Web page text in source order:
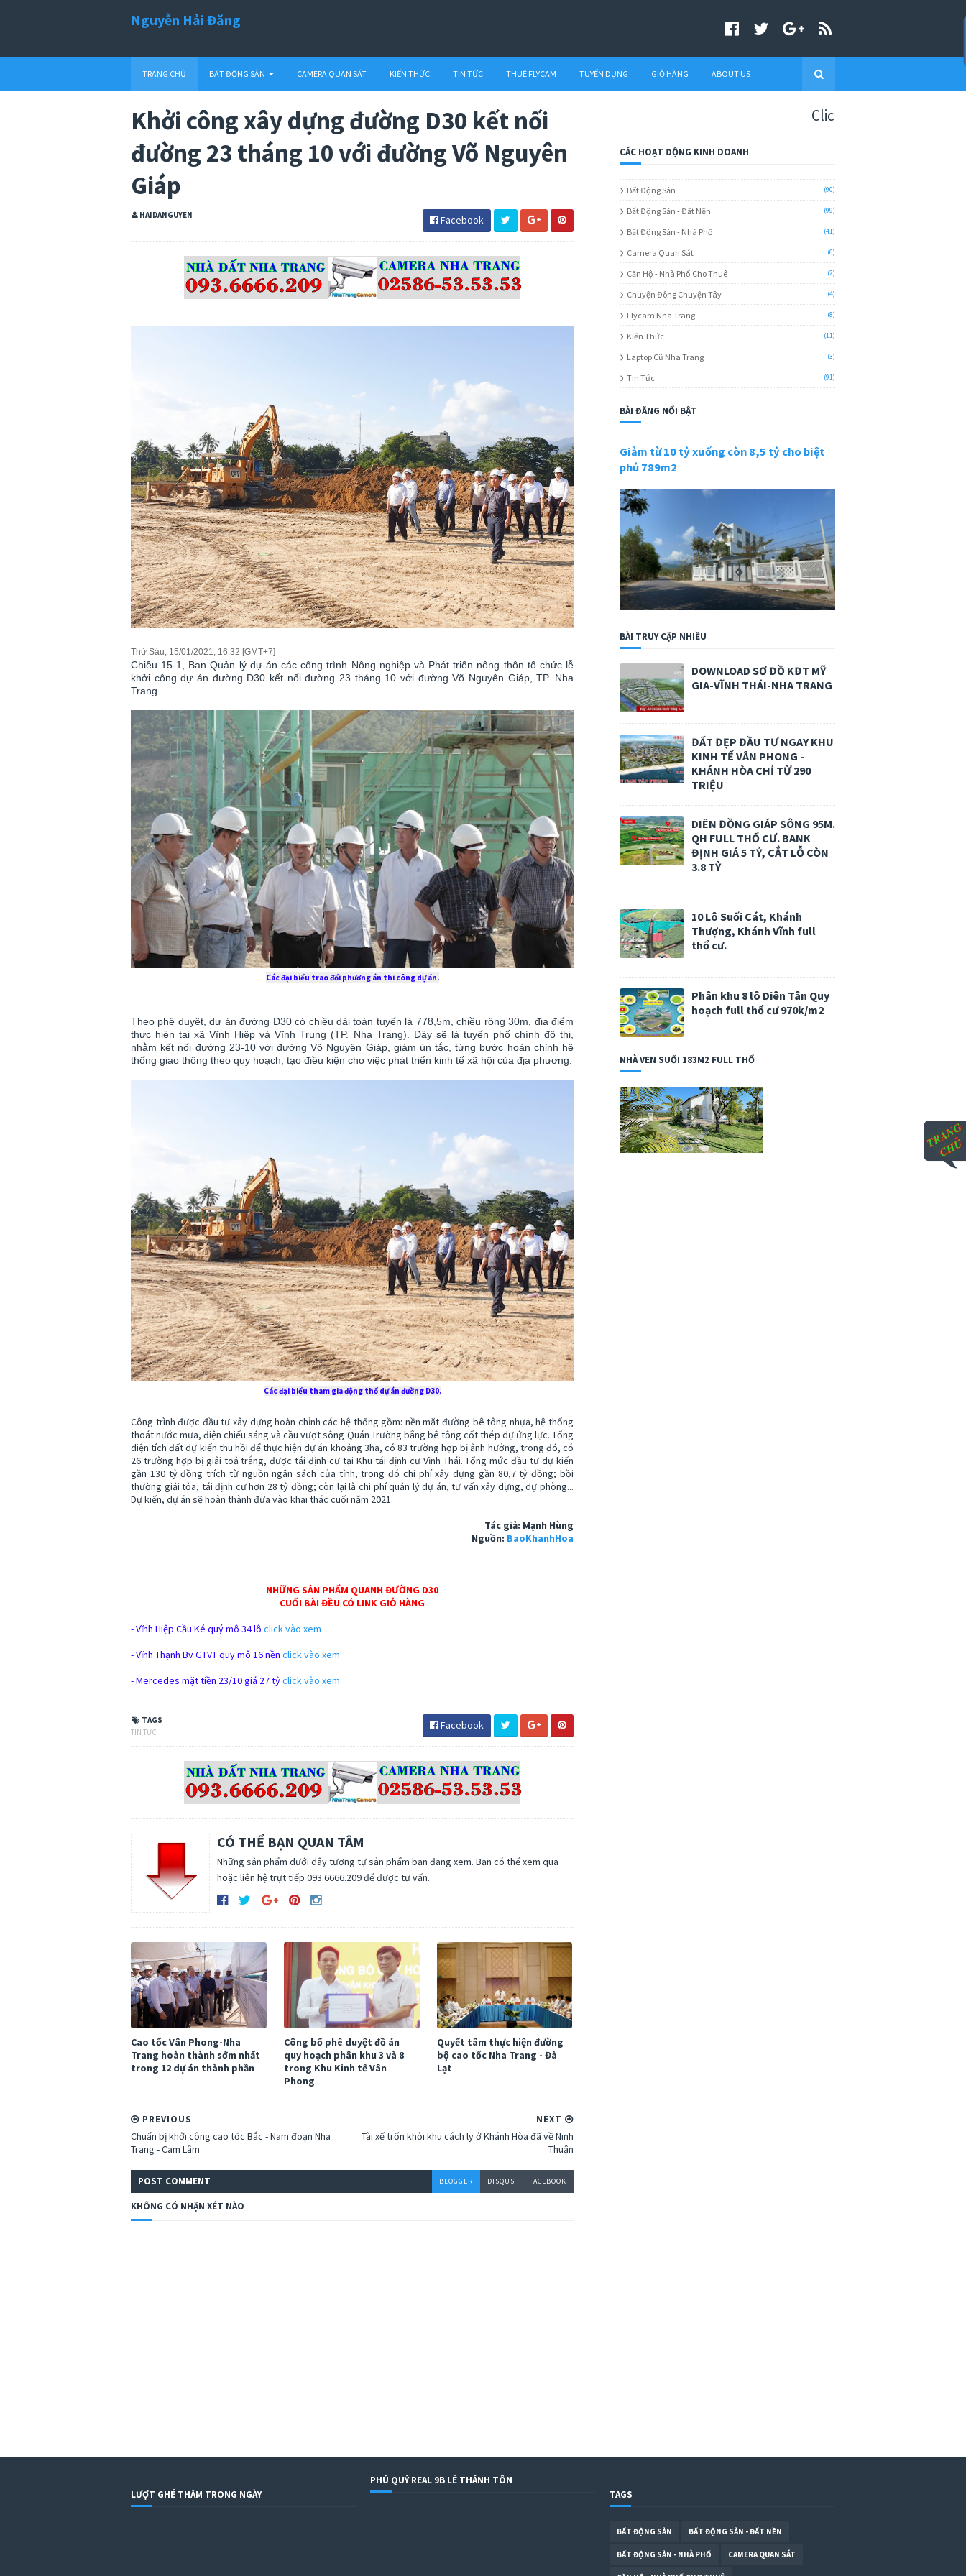
Nguyễn Hải Đăng
TRANG CHỦ BẤT ĐỘNG SẢN CAMERA QUAN SÁT KIẾN THỨC TIN TỨC THUÊ FLYCAM TUYỂN DỤNG GIỎ HÀNG ABOUT US
Khởi công xây dựng đường D30 kết nối
đường 23 tháng 10 với đường Võ Nguyên
Giáp
HAIDANGUYEN Facebook
Thứ Sáu, 15/01/2021, 16:32 [GMT+7]
Chiều 15-1, Ban Quản lý dự án các công trình Nông nghiệp và Phát triển nông thôn tổ chức lễ
khởi công dự án đường D30 kết nối đường 23 tháng 10 với đường Võ Nguyên Giáp, TP. Nha
Trang.
Các đại biểu trao đổi phương án thi công dự án.
Theo phê duyệt, dự án đường D30 có chiều dài toàn tuyến là 778,5m, chiều rộng 30m, địa điểm
thực hiện tại xã Vĩnh Hiệp và Vĩnh Trung (TP. Nha Trang). Đây sẽ là tuyến phố chính đô thị,
nhằm kết nối đường 23-10 với đường Võ Nguyên Giáp, giảm ùn tắc, từng bước hoàn chỉnh hệ
thống giao thông theo quy hoạch, tạo điều kiện cho việc phát triển kinh tế xã hội của địa phương.
Các đại biểu tham gia động thổ dự án đường D30.
Công trình được đầu tư xây dựng hoàn chỉnh các hệ thống gồm: nền mặt đường bê tông nhựa, hệ thống
thoát nước mưa, điện chiếu sáng và cầu vượt sông Quán Trường bằng bê tông cốt thép dự ứng lực. Tổng
diện tích đất dự kiến thu hồi để thực hiện dự án khoảng 3ha, có 83 trường hợp bị ảnh hưởng, trong đó, có
26 trường hợp bị giải toả trắng, được tái định cư tại Khu tái định cư Vĩnh Thái. Tổng mức đầu tư dự kiến
gần 130 tỷ đồng trích từ nguồn ngân sách của tỉnh, trong đó chi phí xây dựng gần 80,7 tỷ đồng; bồi
thường giải tỏa, tái định cư hơn 28 tỷ đồng; còn lại là chi phí quản lý dự án, tư vấn xây dựng, dự phòng...
Dự kiến, dự án sẽ hoàn thành đưa vào khai thác cuối năm 2021.
Tác giả: Mạnh Hùng
Nguồn: BaoKhanhHoa
NHỮNG SẢN PHẨM QUANH ĐƯỜNG D30
CUỐI BÀI ĐỀU CÓ LINK GIỎ HÀNG
- Vĩnh Hiệp Cầu Ké quý mô 34 lô click vào xem
- Vĩnh Thạnh Bv GTVT quy mô 16 nền click vào xem
- Mercedes mặt tiền 23/10 giá 27 tỷclick vào xem
TAGS
TIN TỨC
Facebook
CÓ THỂ BẠN QUAN TÂM
Những sản phẩm dưới dây tương tự sản phẩm bạn đang xem. Bạn có thể xem qua
hoặc liên hệ trựt tiếp 093.6666.209 để được tư vấn.
Cao tốc Vân Phong-Nha
Trang hoàn thành sớm nhất
trong 12 dự án thành phần
Công bố phê duyệt đồ án
quy hoạch phân khu 3 và 8
trong Khu Kinh tế Vân
Phong
Quyết tâm thực hiện đường
bộ cao tốc Nha Trang - Đà
Lạt
NEXT
Tài xế trốn khỏi khu cách ly ở Khánh Hòa đã về Ninh
Thuận
PREVIOUS
Chuẩn bị khởi công cao tốc Bắc - Nam đoạn Nha
Trang - Cam Lâm
POST COMMENT BLOGGER DISQUS FACEBOOK
KHÔNG CÓ NHẬN XÉT NÀO
CHUYỂN NHƯỢNG DỰ ÁN
CÁC HOẠT ĐỘNG KINH DOANH
Bất Động Sản (90)
Bất Động Sản - Đất Nền (99)
Bất Động Sản - Nhà Phố (41)
Camera Quan Sát (6)
Căn Hộ - Nhà Phố Cho Thuê (2)
Chuyện Đông Chuyện Tây (4)
Flycam Nha Trang (8)
Kiến Thức (11)
Laptop Cũ Nha Trang (3)
Tin Tức (91)
BÀI ĐĂNG NỔI BẬT
Giảm từ 10 tỷ xuống còn 8,5 tỷ cho biệt
phủ 789m2
BÀI TRUY CẬP NHIỀU
DOWNLOAD SƠ ĐỒ KĐT MỸ
GIA-VĨNH THÁI-NHA TRANG
ĐẤT ĐẸP ĐẦU TƯ NGAY KHU
KINH TẾ VÂN PHONG -
KHÁNH HÒA CHỈ TỪ 290
TRIỆU
DIÊN ĐỒNG GIÁP SÔNG 95M.
QH FULL THỔ CƯ. BANK
ĐỊNH GIÁ 5 TỶ, CẮT LỖ CÒN
3.8 TỶ
10 Lô Suối Cát, Khánh
Thượng, Khánh Vĩnh full
thổ cư.
Phân khu 8 lô Diên Tân Quy
hoạch full thổ cư 970k/m2
NHÀ VEN SUỐI 183M2 FULL THỔ
LƯỢT GHÉ THĂM TRONG NGÀY
PHÚ QUÝ REAL 9B LÊ THÁNH TÔN
TAGS
BẤT ĐỘNG SẢN BẤT ĐỘNG SẢN - ĐẤT NỀN
BẤT ĐỘNG SẢN - NHÀ PHỐ CAMERA QUAN SÁT